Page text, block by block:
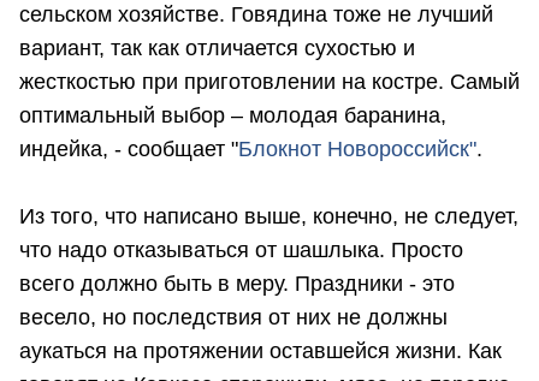
сельском хозяйстве. Говядина тоже не лучший
вариант, так как отличается сухостью и
жесткостью при приготовлении на костре. Самый
оптимальный выбор – молодая баранина,
индейка, - сообщает "Блокнот Новороссийск".
Из того, что написано выше, конечно, не следует,
что надо отказываться от шашлыка. Просто
всего должно быть в меру. Праздники - это
весело, но последствия от них не должны
аукаться на протяжении оставшейся жизни. Как